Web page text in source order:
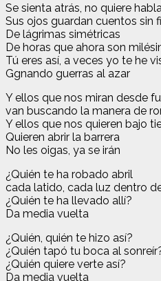
Se sienta atrás, no quiere
Sus ojos guardan cuentos sin
De lágrimas simétricas
De horas que ahora son
Tú eres así, a veces yo te he
Ggnando guerras al azar
Y ellos que nos miran desde
van buscando la manera de
Y ellos que nos quieren bajo
Quieren abrir la barrera
No les oigas, ya se irán
¿Quién te ha robado abril
cada latido, cada luz dentro
¿Quién te ha llevado allí?
Da media vuelta
¿Quién, quién te hizo así?
¿Quién tapó tu boca al
¿Quién quiere verte así?
Da media vuelta